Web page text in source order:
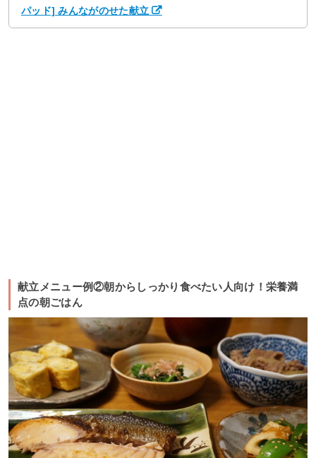
パッド] みんながのせた献立
献立メニュー例②朝からしっかり食べたい人向け！栄養満
点の朝ごはん